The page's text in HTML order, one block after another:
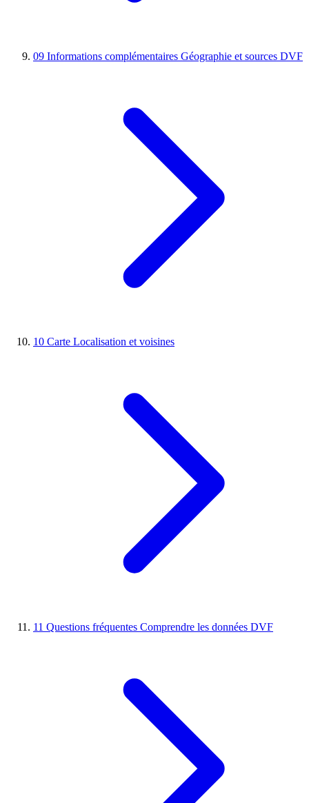
09 Informations complémentaires Géographie et sources DVF
10 Carte Localisation et voisines
11 Questions fréquentes Comprendre les données DVF